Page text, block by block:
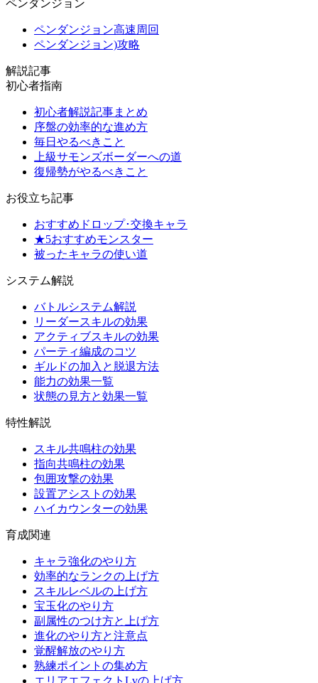
ペンダンジョン
ペンダンジョン高速周回
ペンダンジョン)攻略
解説記事
初心者指南
初心者解説記事まとめ
序盤の効率的な進め方
毎日やるべきこと
上級サモンズボーダーへの道
復帰勢がやるべきこと
お役立ち記事
おすすめドロップ･交換キャラ
★5おすすめモンスター
被ったキャラの使い道
システム解説
バトルシステム解説
リーダースキルの効果
アクティブスキルの効果
パーティ編成のコツ
ギルドの加入と脱退方法
能力の効果一覧
状態の見方と効果一覧
特性解説
スキル共鳴柱の効果
指向共鳴柱の効果
包囲攻撃の効果
設置アシストの効果
ハイカウンターの効果
育成関連
キャラ強化のやり方
効率的なランクの上げ方
スキルレベルの上げ方
宝玉化のやり方
副属性のつけ方と上げ方
進化のやり方と注意点
覚醒解放のやり方
熟練ポイントの集め方
エリアエフェクトLvの上げ方